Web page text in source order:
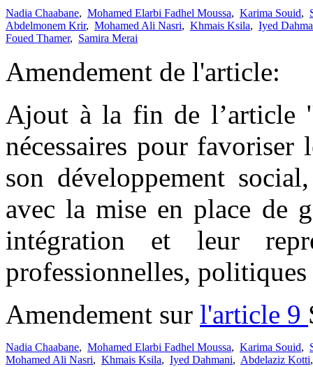
Nadia Chaabane, Mohamed Elarbi Fadhel Moussa, Karima Souid,
Abdelmonem Krir, Mohamed Ali Nasri, Khmais Ksila, Iyed
Foued Thamer, Samira Merai
Amendement de l'article:
Ajout à la fin de l’article
nécessaires pour favoriser
son développement
avec la mise en place de
intégration et leur
professionnelles,
Amendement sur l'article 9
Nadia Chaabane, Mohamed Elarbi Fadhel Moussa, Karima Souid,
Mohamed Ali Nasri, Khmais Ksila, Iyed Dahmani, Abdelaziz Kotti